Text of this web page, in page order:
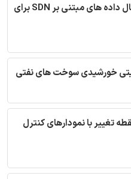
ترجمه مقاله امنیت انتقال داده های مبتنی بر SDN برای
خورشیدی سوخت های نفتی
تغییر با نمودارهای کنترل